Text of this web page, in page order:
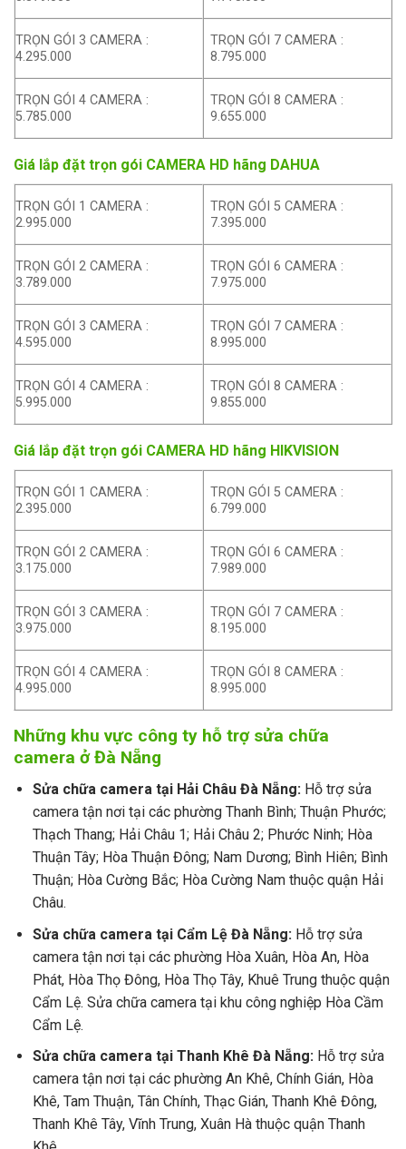
TRỌN GÓI 3 CAMERA :
4.295.000
TRỌN GÓI 7 CAMERA :
8.795.000
TRỌN GÓI 4 CAMERA :
5.785.000
TRỌN GÓI 8 CAMERA :
9.655.000
Giá lắp đặt trọn gói CAMERA HD hãng DAHUA
TRỌN GÓI 1 CAMERA :
2.995.000
TRỌN GÓI 5 CAMERA :
7.395.000
TRỌN GÓI 2 CAMERA :
3.789.000
TRỌN GÓI 6 CAMERA :
7.975.000
TRỌN GÓI 3 CAMERA :
4.595.000
TRỌN GÓI 7 CAMERA :
8.995.000
TRỌN GÓI 4 CAMERA :
5.995.000
TRỌN GÓI 8 CAMERA :
9.855.000
Giá lắp đặt trọn gói CAMERA HD hãng HIKVISION
TRỌN GÓI 1 CAMERA :
2.395.000
TRỌN GÓI 5 CAMERA :
6.799.000
TRỌN GÓI 2 CAMERA :
3.175.000
TRỌN GÓI 6 CAMERA :
7.989.000
TRỌN GÓI 3 CAMERA :
3.975.000
TRỌN GÓI 7 CAMERA :
8.195.000
TRỌN GÓI 4 CAMERA :
4.995.000
TRỌN GÓI 8 CAMERA :
8.995.000
Những khu vực công ty hỗ trợ sửa chữa
camera ở Đà Nẵng
Sửa chữa camera tại Hải Châu Đà Nẵng:Hỗ trợ sửa
camera tận nơi tại các phường Thanh Bình; Thuận Phước;
Thạch Thang; Hải Châu 1; Hải Châu 2; Phước Ninh; Hòa
Thuận Tây; Hòa Thuận Đông; Nam Dương; Bình Hiên; Bình
Thuận; Hòa Cường Bắc; Hòa Cường Nam thuộc quận Hải
Châu.
Sửa chữa camera tại Cẩm Lệ Đà Nẵng: Hỗ trợ sửa
camera tận nơi tại các phường Hòa Xuân, Hòa An, Hòa
Phát, Hòa Thọ Đông, Hòa Thọ Tây, Khuê Trung thuộc quận
Cẩm Lệ. Sửa chữa camera tại khu công nghiệp Hòa Cầm
Cẩm Lệ.
Sửa chữa camera tại Thanh Khê Đà Nẵng:Hỗ trợ sửa
camera tận nơi tại các phường An Khê, Chính Gián, Hòa
Khê, Tam Thuận, Tân Chính, Thạc Gián, Thanh Khê Đông,
Thanh Khê Tây, Vĩnh Trung, Xuân Hà thuộc quận Thanh